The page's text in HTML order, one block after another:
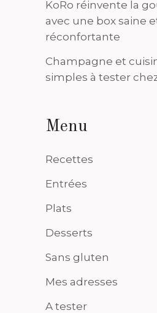
KoRo réinvente la
avec une box saine
réconfortante
Champagne et
simples à tester
Menu
Recettes
Entrées
Plats
Desserts
Sans gluten
Mes adresses
A tester